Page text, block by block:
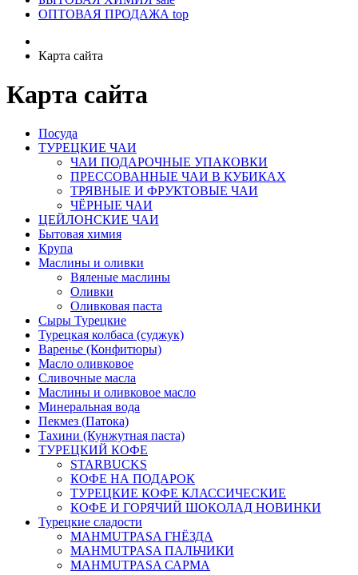
ОПТОВАЯ ПРОДАЖА top
Карта сайта
Карта сайта
Посуда
ТУРЕЦКИЕ ЧАИ
ЧАИ ПОДАРОЧНЫЕ УПАКОВКИ
ПРЕССОВАННЫЕ ЧАИ В КУБИКАХ
ТРЯВНЫЕ И ФРУКТОВЫЕ ЧАИ
ЧЁРНЫЕ ЧАИ
ЦЕЙЛОНСКИЕ ЧАИ
Бытовая химия
Крупа
Маслины и оливки
Вяленые маслины
Оливки
Оливковая паста
Сыры Турецкие
Турецкая колбаса (суджук)
Варенье (Конфитюры)
Масло оливковое
Сливочные масла
Маслины и оливковое масло
Минеральная вода
Пекмез (Патока)
Тахини (Кунжутная паста)
ТУРЕЦКИЙ КОФЕ
STARBUCKS
КОФЕ НА ПОДАРОК
ТУРЕЦКИЕ КОФЕ КЛАССИЧЕСКИЕ
КОФЕ И ГОРЯЧИЙ ШОКОЛАД НОВИНКИ
Турецкие сладости
MAHMUTPASA ГНЁЗДА
MAHMUTPASA ПАЛЬЧИКИ
MAHMUTPASA САРМА